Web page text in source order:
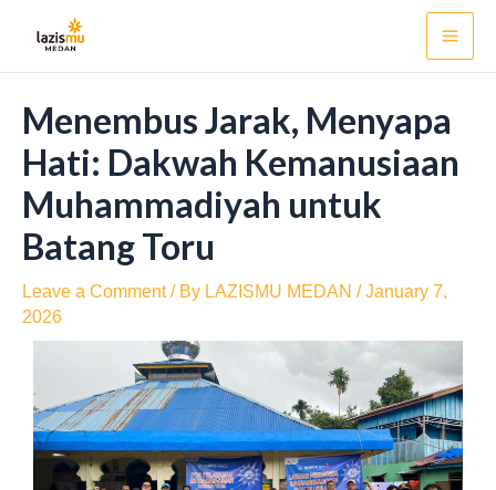
Menembus Jarak, Menyapa
Hati: Dakwah Kemanusiaan
Muhammadiyah untuk
Batang Toru
Leave a Comment / By LAZISMU MEDAN /January 7,
2026
navigation